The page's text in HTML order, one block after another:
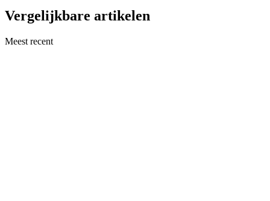
Vergelijkbare artikelen
Meest recent